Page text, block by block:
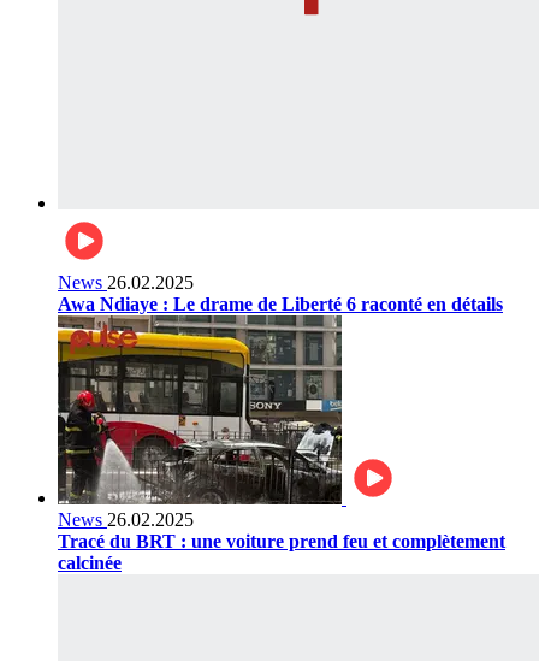
News 26.02.2025
Awa Ndiaye : Le drame de Liberté 6 raconté en détails
News 26.02.2025
Tracé du BRT : une voiture prend feu et complètement
calcinée